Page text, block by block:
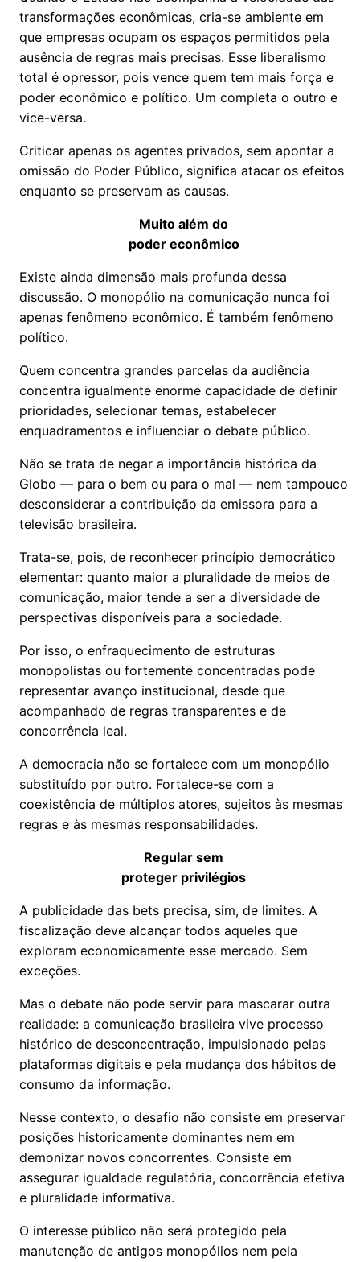
transformações econômicas, cria-se ambiente em
que empresas ocupam os espaços permitidos pela
ausência de regras mais precisas. Esse liberalismo
total é opressor, pois vence quem tem mais força e
poder econômico e político. Um completa o outro e
vice-versa.
Criticar apenas os agentes privados, sem apontar a
omissão do Poder Público, significa atacar os efeitos
enquanto se preservam as causas.
Muito além do
poder econômico
Existe ainda dimensão mais profunda dessa
discussão. O monopólio na comunicação nunca foi
apenas fenômeno econômico. É também fenômeno
político.
Quem concentra grandes parcelas da audiência
concentra igualmente enorme capacidade de definir
prioridades, selecionar temas, estabelecer
enquadramentos e influenciar o debate público.
Não se trata de negar a importância histórica da
Globo — para o bem ou para o mal — nem tampouco
desconsiderar a contribuição da emissora para a
televisão brasileira.
Trata-se, pois, de reconhecer princípio democrático
elementar: quanto maior a pluralidade de meios de
comunicação, maior tende a ser a diversidade de
perspectivas disponíveis para a sociedade.
Por isso, o enfraquecimento de estruturas
monopolistas ou fortemente concentradas pode
representar avanço institucional, desde que
acompanhado de regras transparentes e de
concorrência leal.
A democracia não se fortalece com um monopólio
substituído por outro. Fortalece-se com a
coexistência de múltiplos atores, sujeitos às mesmas
regras e às mesmas responsabilidades.
Regular sem
proteger privilégios
A publicidade das bets precisa, sim, de limites. A
fiscalização deve alcançar todos aqueles que
exploram economicamente esse mercado. Sem
exceções.
Mas o debate não pode servir para mascarar outra
realidade: a comunicação brasileira vive processo
histórico de desconcentração, impulsionado pelas
plataformas digitais e pela mudança dos hábitos de
consumo da informação.
Nesse contexto, o desafio não consiste em preservar
posições historicamente dominantes nem em
demonizar novos concorrentes. Consiste em
assegurar igualdade regulatória, concorrência efetiva
e pluralidade informativa.
O interesse público não será protegido pela
manutenção de antigos monopólios nem pela